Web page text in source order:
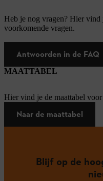
Heb je nog vragen? Hier vind
voorkomende vragen.
Antwoorden in de FAQ
MAATTABEL
Hier vind je de maattabel
Naar de maattabel
Blijf op de